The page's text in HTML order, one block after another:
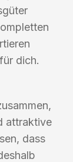
dich.
attraktive
dass